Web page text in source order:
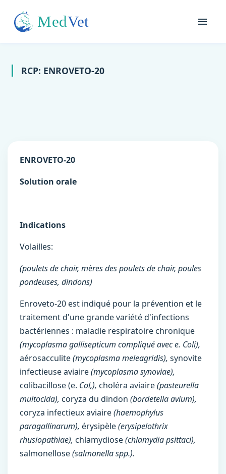
RCP: ENROVETO-20
ENROVETO-20
Solution orale
Indications
Volailles:
(poulets de chair, mères des poulets de chair, poules
pondeuses, dindons)
Enroveto-20 est indiqué pour la prévention et le
traitement d'une grande variété d'infections
bactériennes : maladie respiratoire chronique
(mycoplasma gallisepticum compliqué avec e. Coli),
aérosacculite(mycoplasma meleagridis), synovite
infectieuse aviaire(mycoplasmasynoviae),
colibacillose (e. Col,), choléra aviaire(pasteurella
multocida), coryza du dindon (bordetella avium),
coryza infectieux aviaire(haemophylus
paragallinarum), érysipèle(erysipelothrix
rhusiopathiae), chlamydiose(chlamydia psittaci),
salmonellose(salmonella spp.).